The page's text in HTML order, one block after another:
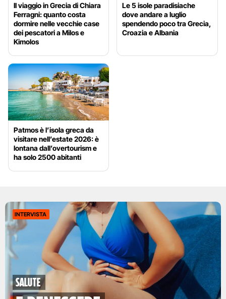
Il viaggio in Grecia di Chiara
Ferragni: quanto costa
dormire nelle vecchie case
dei pescatori a Milos e
Kimolos
Le 5 isole paradisiache
dove andare a luglio
spendendo poco tra Grecia,
Croazia e Albania
Patmos è l’isola greca da
visitare nell’estate 2026: è
lontana dall’overtourism e
ha solo 2500 abitanti
INTERVISTA
Salute